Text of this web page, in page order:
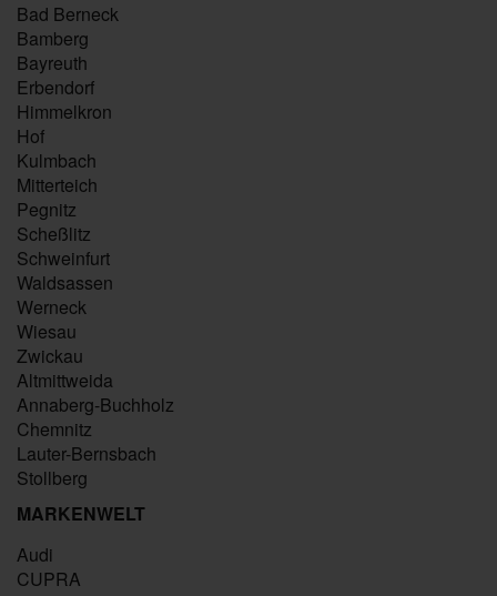
Bad Berneck
Bamberg
Bayreuth
Erbendorf
Himmelkron
Hof
Kulmbach
Mitterteich
Pegnitz
Scheßlitz
Schweinfurt
Waldsassen
Werneck
Wiesau
Zwickau
Altmittweida
Annaberg-Buchholz
Chemnitz
Lauter-Bernsbach
Stollberg
MARKENWELT
Audi
CUPRA